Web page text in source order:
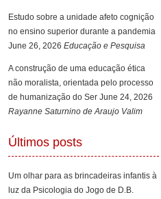
Estudo sobre a unidade afeto cognição
no ensino superior durante a pandemia
June 26, 2026 Educação e Pesquisa
A construção de uma educação ética
não moralista, orientada pelo processo
de humanização do Ser June 24, 2026
Rayanne Saturnino de Araujo Valim
Últimos posts
Um olhar para as brincadeiras infantis à
luz da Psicologia do Jogo de D.B.